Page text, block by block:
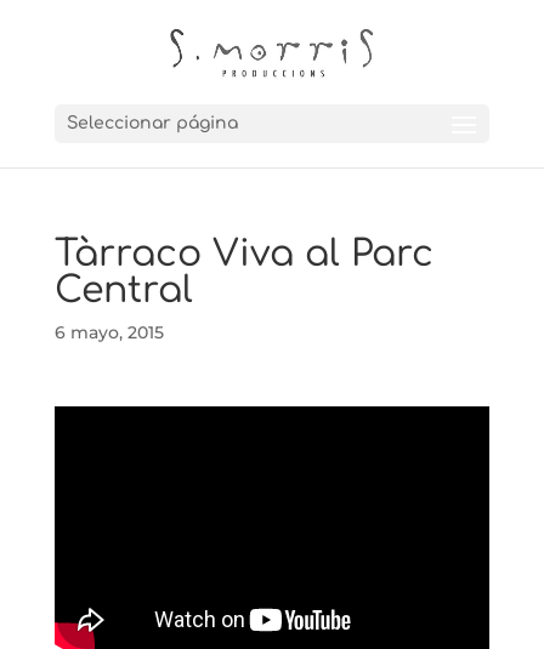
Seleccionar página
Tàrraco Viva al Parc
Central
6 mayo, 2015